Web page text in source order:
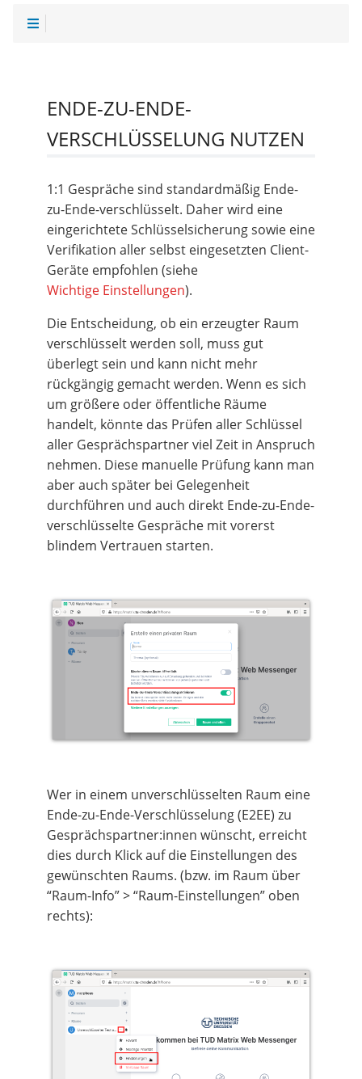
ENDE-ZU-ENDE-
VERSCHLÜSSELUNG NUTZEN
1:1 Gespräche sind standardmäßig Ende-
zu-Ende-verschlüsselt. Daher wird eine
eingerichtete Schlüsselsicherung sowie eine
Verifikation aller selbst eingesetzten Client-
Geräte empfohlen (siehe
Wichtige Einstellungen).
Die Entscheidung, ob ein erzeugter Raum
verschlüsselt werden soll, muss gut
überlegt sein und kann nicht mehr
rückgängig gemacht werden. Wenn es sich
um größere oder öffentliche Räume
handelt, könnte das Prüfen aller Schlüssel
aller Gesprächspartner viel Zeit in Anspruch
nehmen. Diese manuelle Prüfung kann man
aber auch später bei Gelegenheit
durchführen und auch direkt Ende-zu-Ende-
verschlüsselte Gespräche mit vorerst
blindem Vertrauen starten.
Wer in einem unverschlüsselten Raum eine
Ende-zu-Ende-Verschlüsselung (E2EE) zu
Gesprächspartner:innen wünscht, erreicht
dies durch Klick auf die Einstellungen des
gewünschten Raums. (bzw. im Raum über
“Raum-Info” > “Raum-Einstellungen” oben
rechts):